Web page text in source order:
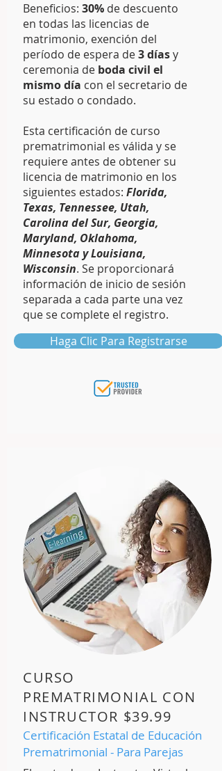
Beneficios: 30% de descuento
en todas las licencias de
matrimonio, exención del
período de espera de3 díasy
ceremonia de boda civil el
mismo día con el secretario de
su estado o condado.
Esta certificación de curso
prematrimonial es válida y se
requiere antes de obtener su
licencia de matrimonio en los
siguientes estados: Florida,
Texas, Tennessee, Utah,
Carolina del Sur, Georgia,
Maryland, Oklahoma,
Minnesota y Louisiana,
Wisconsin. Se proporcionará
información de inicio de sesión
separada a cada parte una vez
que se complete el registro.
Haga Clic Para Registrarse
CURSO
PREMATRIMONIAL CON
INSTRUCTOR $39.99
Certificación Estatal de Educación
Prematrimonial - Para Parejas